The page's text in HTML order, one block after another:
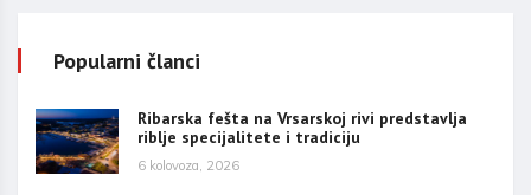
Popularni članci
Ribarska fešta na Vrsarskoj rivi predstavlja
riblje specijalitete i tradiciju
6 kolovoza, 2026